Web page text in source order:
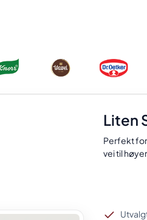
Liten
Perfekt
vei til